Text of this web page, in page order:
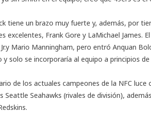
tiene un brazo muy fuerte y, además, por
excelentes, Frank Gore y LaMichael James.
Jr.y Mario Manningham, pero entró Anquan
y solo se incorporaría al equipo a principios
de los actuales campeones de la NFC
Seattle Seahawks (rivales de división),